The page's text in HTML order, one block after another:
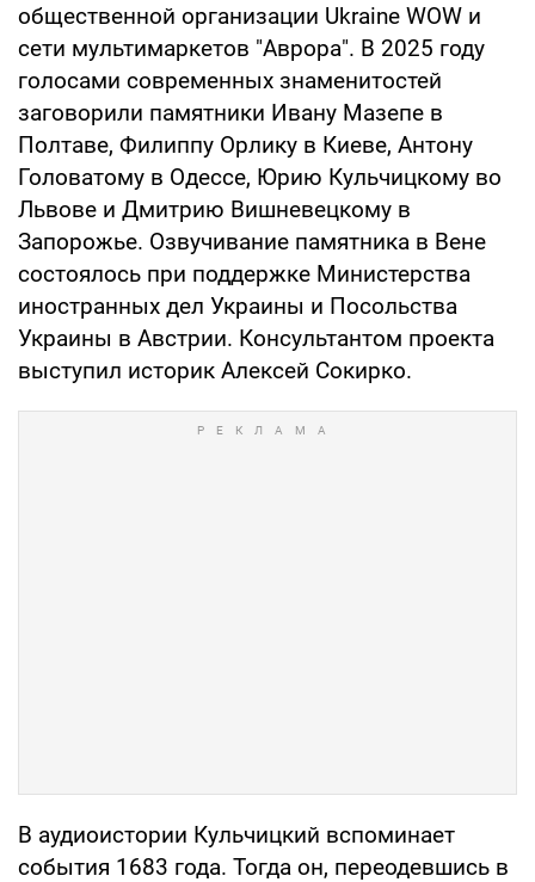
общественной организации Ukraine WOW и
сети мультимаркетов "Аврора". В 2025 году
голосами современных знаменитостей
заговорили памятники Ивану Мазепе в
Полтаве, Филиппу Орлику в Киеве, Антону
Головатому в Одессе, Юрию Кульчицкому во
Львове и Дмитрию Вишневецкому в
Запорожье. Озвучивание памятника в Вене
состоялось при поддержке Министерства
иностранных дел Украины и Посольства
Украины в Австрии. Консультантом проекта
выступил историк Алексей Сокирко.
В аудиоистории Кульчицкий вспоминает
события 1683 года. Тогда он, переодевшись в